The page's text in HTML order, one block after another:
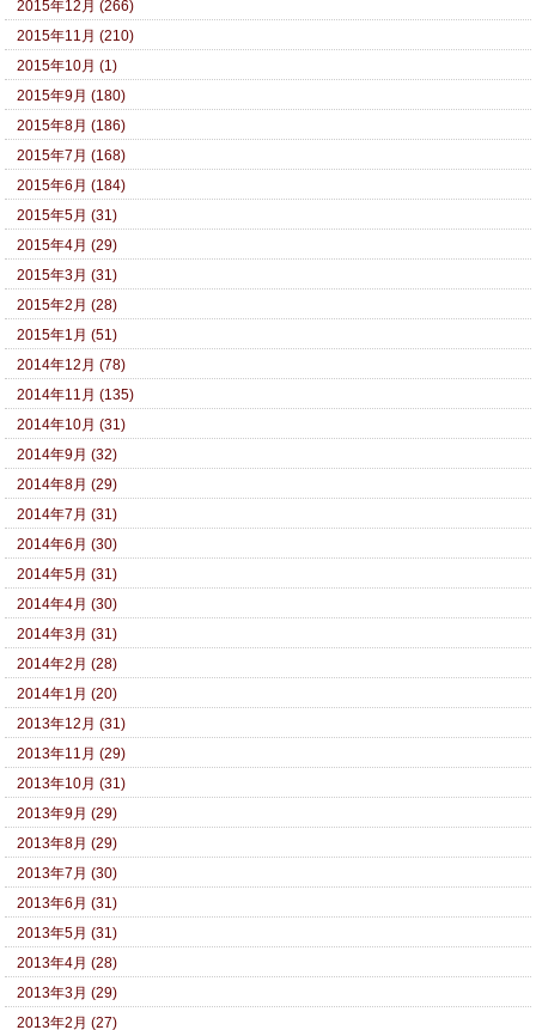
2015年12月 (266)
2015年11月 (210)
2015年10月 (1)
2015年9月 (180)
2015年8月 (186)
2015年7月 (168)
2015年6月 (184)
2015年5月 (31)
2015年4月 (29)
2015年3月 (31)
2015年2月 (28)
2015年1月 (51)
2014年12月 (78)
2014年11月 (135)
2014年10月 (31)
2014年9月 (32)
2014年8月 (29)
2014年7月 (31)
2014年6月 (30)
2014年5月 (31)
2014年4月 (30)
2014年3月 (31)
2014年2月 (28)
2014年1月 (20)
2013年12月 (31)
2013年11月 (29)
2013年10月 (31)
2013年9月 (29)
2013年8月 (29)
2013年7月 (30)
2013年6月 (31)
2013年5月 (31)
2013年4月 (28)
2013年3月 (29)
2013年2月 (27)